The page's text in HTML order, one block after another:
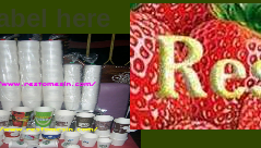
here RESTO MESIN RESTO ALAT
Distributor Agen Jual Aneka Mesin
Cafe Hotel Restoran Pastry Bakery
Pengembangan Entrepreneurship